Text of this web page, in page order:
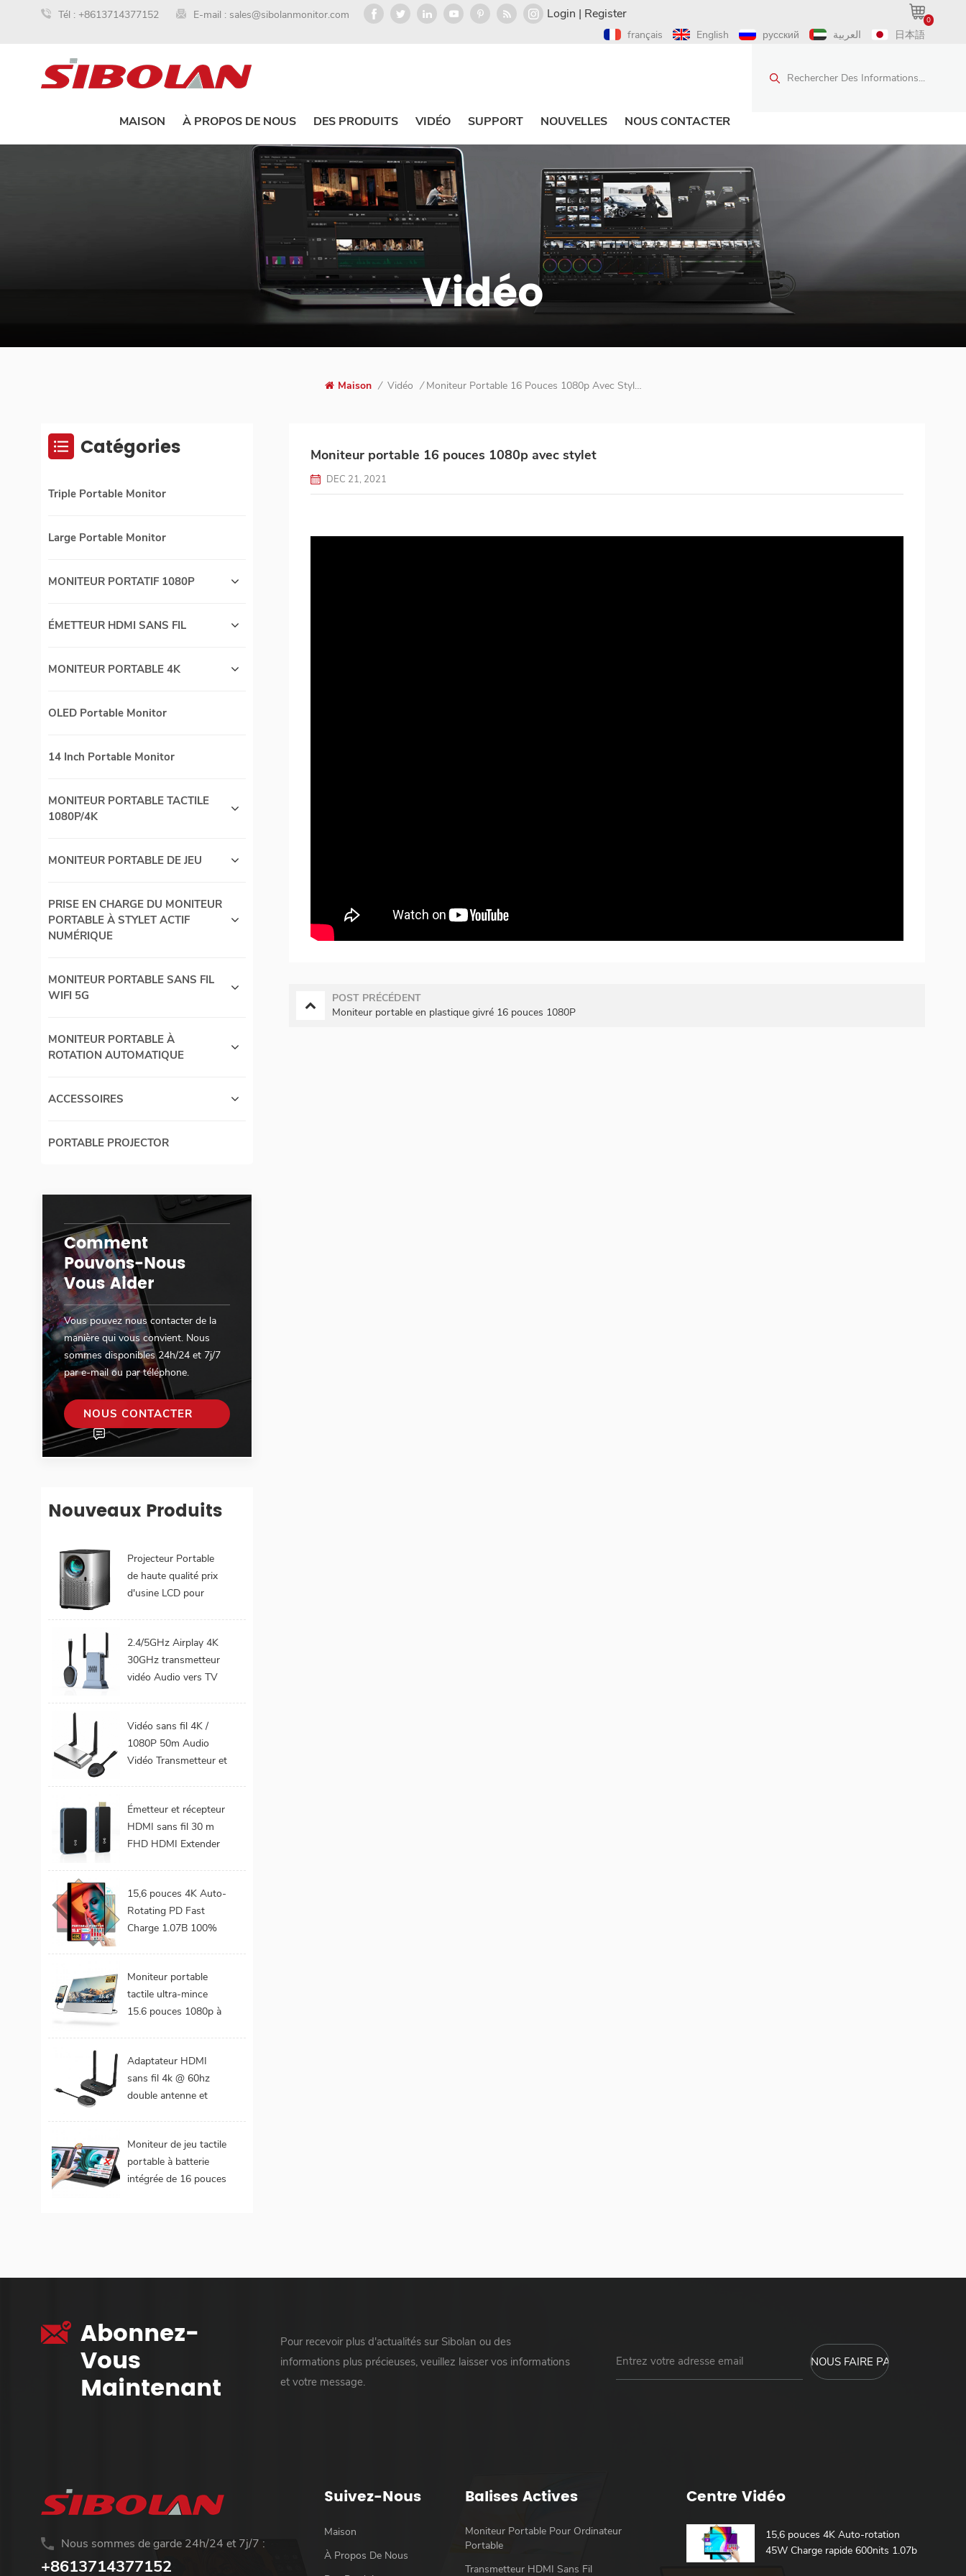
Tél : +8613714377152 E-mail : sales@sibolanmonitor.com 0
Login | Register
français English русский العربية 日本語
Rechercher Des Informations...
MAISON À PROPOS DE NOUS DES PRODUITS VIDÉO SUPPORT NOUVELLES NOUS CONTACTER
Vidéo
Maison / Vidéo / Moniteur Portable 16 Pouces 1080p Avec Stylet
Moniteur portable 16 pouces 1080p avec stylet
DEC 21, 2021
POST PRÉCÉDENT
Moniteur portable en plastique givré 16 pouces 1080P
Catégories
Triple Portable Monitor
Large Portable Monitor
MONITEUR PORTATIF 1080P
ÉMETTEUR HDMI SANS FIL
MONITEUR PORTABLE 4K
OLED Portable Monitor
14 Inch Portable Monitor
MONITEUR PORTABLE TACTILE
1080P/4K
MONITEUR PORTABLE DE JEU
PRISE EN CHARGE DU MONITEUR
PORTABLE À STYLET ACTIF
NUMÉRIQUE
MONITEUR PORTABLE SANS FIL
WIFI 5G
MONITEUR PORTABLE À
ROTATION AUTOMATIQUE
ACCESSOIRES
PORTABLE PROJECTOR
Comment
Pouvons-Nous
Vous Aider
Vous pouvez nous contacter de la
manière qui vous convient. Nous
sommes disponibles 24h/24 et 7j/7
par e-mail ou par téléphone.
NOUS CONTACTER
Nouveaux Produits
Projecteur Portable
de haute qualité prix
d'usine LCD pour
Android 9.0 16GB
32GB WiFi Home
cinéma
2.4/5GHz Airplay 4K
30GHz transmetteur
vidéo Audio vers TV
émetteur et récepteur
HDMI sans fil
Vidéo sans fil 4K /
1080P 50m Audio
Vidéo Transmetteur et
moniteur TV
Émetteur et récepteur
HDMI sans fil 30 m
FHD HDMI Extender
projecteur TV pour les
jeux 0 latence
15,6 pouces 4K Auto-
Rotating PD Fast
Charge 1.07B 100%
intégrée Moniteur
portable tactile pour
ordinateur portable
Moniteur portable
tactile ultra-mince
15.6 pouces 1080p à
Adaptateur HDMI
sans fil 4k @ 60hz
double antenne et
Moniteur de jeu tactile
portable à batterie
intégrée de 16 pouces
Abonnez-
Vous
Maintenant
Pour recevoir plus d'actualités sur Sibolan ou des
informations plus précieuses, veuillez laisser vos informations
et votre message.
Nous sommes de garde 24h/24 et 7j/7 :
+8613714377152
Suivez-Nous
Maison
À Propos De Nous
Balises Actives
Moniteur Portable Pour Ordinateur
Portable
Transmetteur HDMI Sans Fil
Centre Vidéo
15,6 pouces 4K Auto-rotation
45W Charge rapide 600nits 1.07b